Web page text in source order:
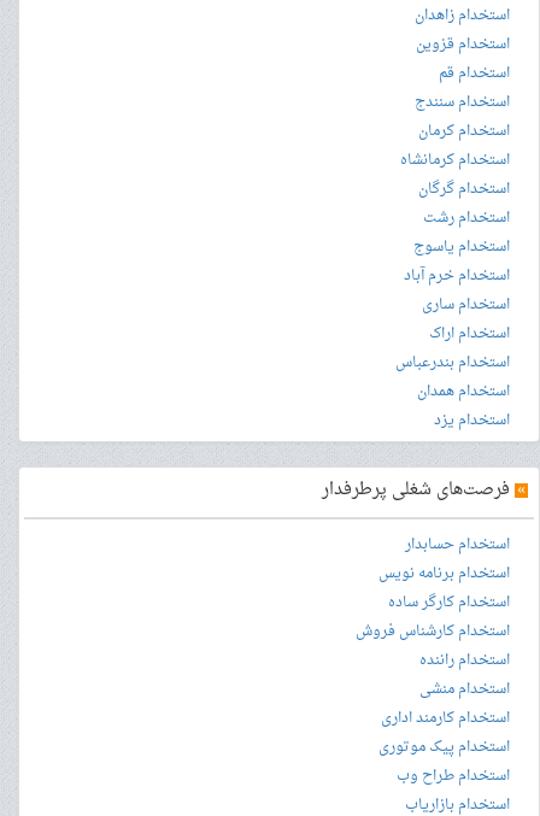
استخدام زاهدان
استخدام قزوین
استخدام قم
استخدام سنندج
استخدام کرمان
استخدام کرمانشاه
استخدام گرگان
استخدام رشت
استخدام یاسوج
استخدام خرم آباد
استخدام ساری
استخدام اراک
استخدام بندرعباس
استخدام همدان
استخدام یزد
» فرصت‌های شغلی پرطرفدار
استخدام حسابدار
استخدام برنامه نویس
استخدام کارگر ساده
استخدام کارشناس فروش
استخدام راننده
استخدام منشی
استخدام کارمند اداری
استخدام پیک موتوری
استخدام طراح وب
استخدام بازاریاب